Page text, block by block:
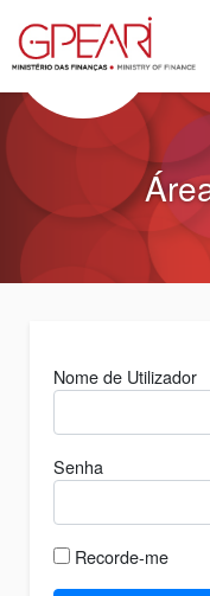
Nome de Utilizador
Senha
Recorde-me